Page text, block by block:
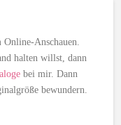
Anschauen.
halten willst, dann
bei mir. Dann
bewundern.